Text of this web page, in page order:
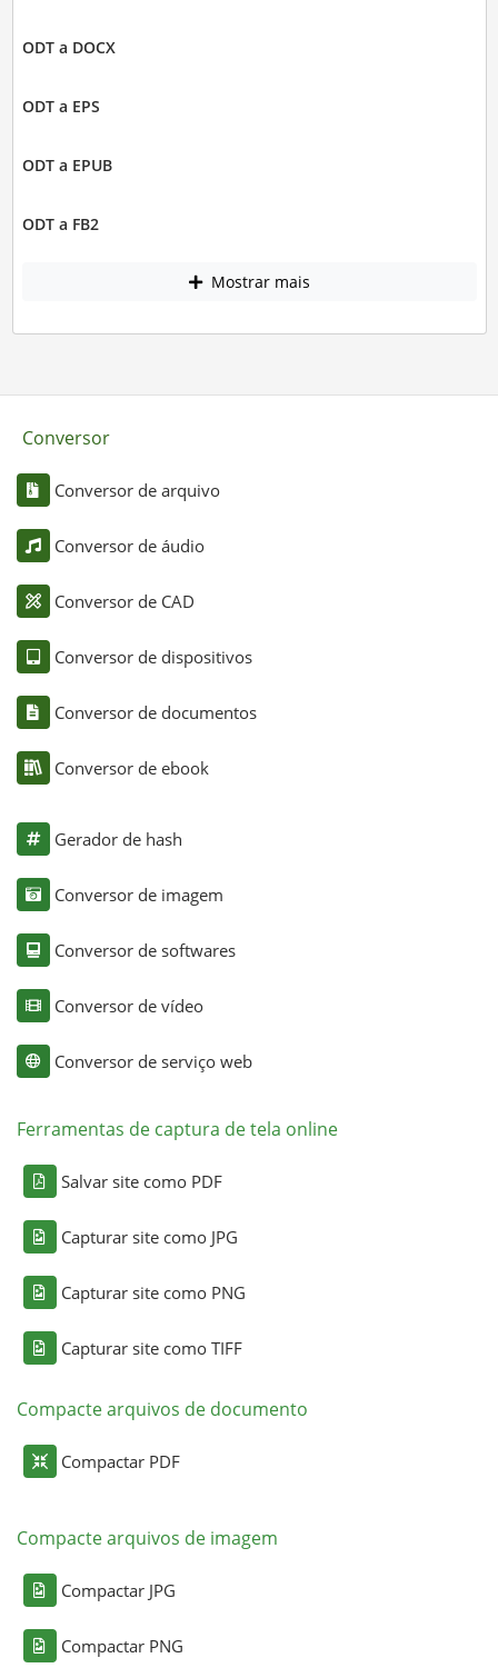
ODT a DOCX
ODT a EPS
ODT a EPUB
ODT a FB2
Mostrar mais
Conversor
Conversor de arquivo
Conversor de áudio
Conversor de CAD
Conversor de dispositivos
Conversor de documentos
Conversor de ebook
Gerador de hash
Conversor de imagem
Conversor de softwares
Conversor de vídeo
Conversor de serviço web
Ferramentas de captura de tela online
Salvar site como PDF
Capturar site como JPG
Capturar site como PNG
Capturar site como TIFF
Compacte arquivos de documento
Compactar PDF
Compacte arquivos de imagem
Compactar JPG
Compactar PNG